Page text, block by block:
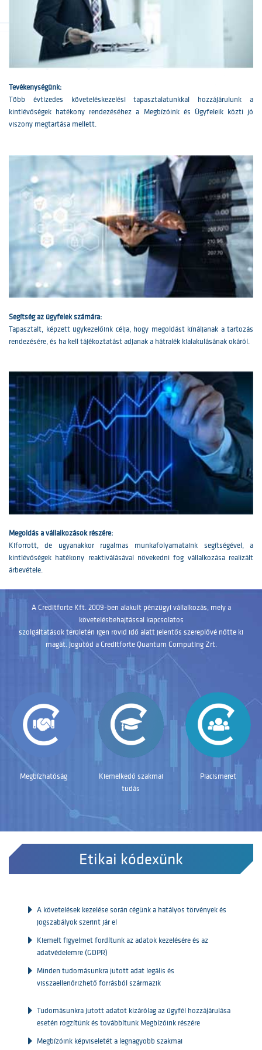
Tevékenységünk:
Több évtizedes követeléskezelési tapasztalatunkkal hozzájárulunk a
kintlévőségek hatékony rendezéséhez a Megbízóink és Ügyfeleik közti jó
viszony megtartása mellett.
Segítség az ügyfelek számára:
Tapasztalt, képzett ügykezelőink célja, hogy megoldást kínáljanak a tartozás
rendezésére, és ha kell tájékoztatást adjanak a hátralék kialakulásának okáról.
Megoldás a vállalkozások részére:
Kiforrott, de ugyanakkor rugalmas munkafolyamataink segítségével, a
kintlévőségek hatékony reaktiválásával növekedni fog vállalkozása realizált
árbevétele.
A Creditforte Kft. 2009-ben alakult pénzügyi vállalkozás, mely a
követelésbehajtással kapcsolatos
szolgáltatások területén igen rövid idő alatt jelentős szereplővé nőtte ki
magát. Jogutód a Creditforte Quantum Computing Zrt.
Megbízhatóság
Kiemelkedő szakmai
tudás
Piacismeret
Etikai kódexünk
A követelések kezelése során cégünk a hatályos törvények és
jogszabályok szerint jár el
Kiemelt figyelmet fordítunk az adatok kezelésére és az
adatvédelemre (GDPR)
Minden tudomásunkra jutott adat legális és
visszaellenőrizhető forrásból származik
Tudomásunkra jutott adatot kizárólag az ügyfél hozzájárulása
esetén rögzítünk és továbbítunk Megbízóink részére
Megbízóink képviseletét a legnagyobb szakmai